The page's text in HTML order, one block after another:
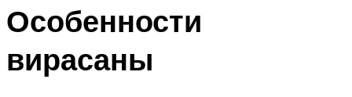
Особенности
вирасаны